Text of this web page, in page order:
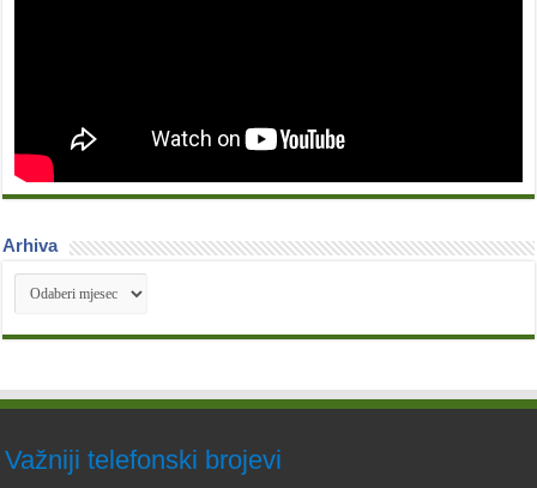
Arhiva
Arhiva
Važniji telefonski brojevi